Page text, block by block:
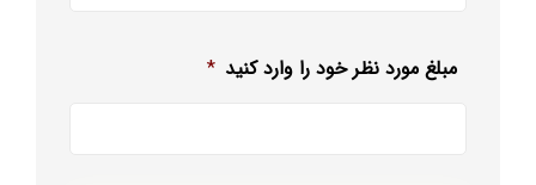
مبلغ مورد نظر خود را وارد کنید *